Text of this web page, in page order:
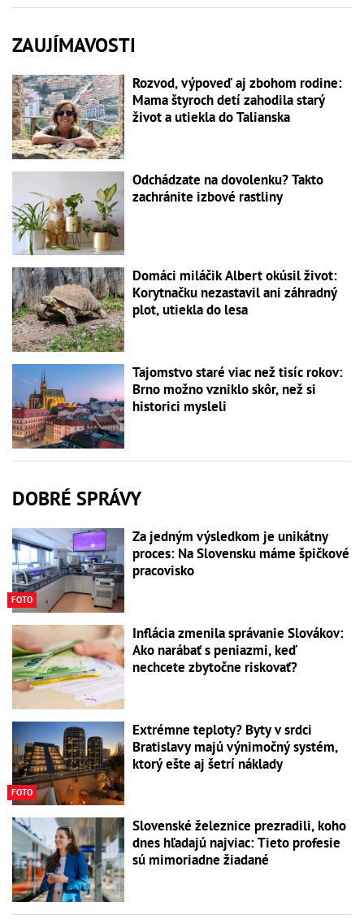
ZAUJÍMAVOSTI
Rozvod, výpoveď aj zbohom rodine:
Mama štyroch detí zahodila starý
život a utiekla do Talianska
Odchádzate na dovolenku? Takto
zachránite izbové rastliny
Domáci miláčik Albert okúsil život:
Korytnačku nezastavil ani záhradný
plot, utiekla do lesa
Tajomstvo staré viac než tisíc rokov:
Brno možno vzniklo skôr, než si
historici mysleli
DOBRÉ SPRÁVY
FOTO
Za jedným výsledkom je unikátny
proces: Na Slovensku máme špičkové
pracovisko
Inflácia zmenila správanie Slovákov:
Ako narábať s peniazmi, keď
nechcete zbytočne riskovať?
FOTO
Extrémne teploty? Byty v srdci
Bratislavy majú výnimočný systém,
ktorý ešte aj šetrí náklady
Slovenské železnice prezradili, koho
dnes hľadajú najviac: Tieto profesie
sú mimoriadne žiadané